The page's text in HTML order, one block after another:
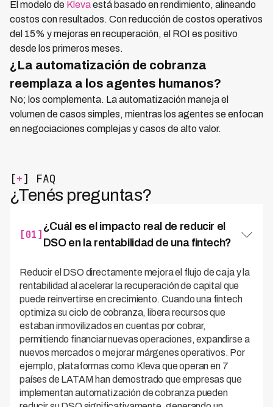
El modelo de Klevaestá basado en rendimiento, alineando
costos con resultados. Con reducción de costos operativos
del 15% y mejoras en recuperación, el ROI es positivo
desde los primeros meses.
¿La automatización de cobranza
reemplaza a los agentes humanos?
No; los complementa. La automatización maneja el
volumen de casos simples, mientras los agentes se enfocan
en negociaciones complejas y casos de alto valor.
[+] FAQ
¿Tenés preguntas?
[01]
¿Cuál es el impacto real de reducir el
DSO en la rentabilidad de una fintech?
Reducir el DSO directamente mejora el flujo de caja y la
rentabilidad al acelerar la recuperación de capital que
puede reinvertirse en crecimiento. Cuando una fintech
optimiza su ciclo de cobranza, libera recursos que
estaban inmovilizados en cuentas por cobrar,
permitiendo financiar nuevas operaciones, expandirse a
nuevos mercados o mejorar márgenes operativos. Por
ejemplo, plataformas como Kleva que operan en 7
países de LATAM han demostrado que empresas que
implementan automatización de cobranza pueden